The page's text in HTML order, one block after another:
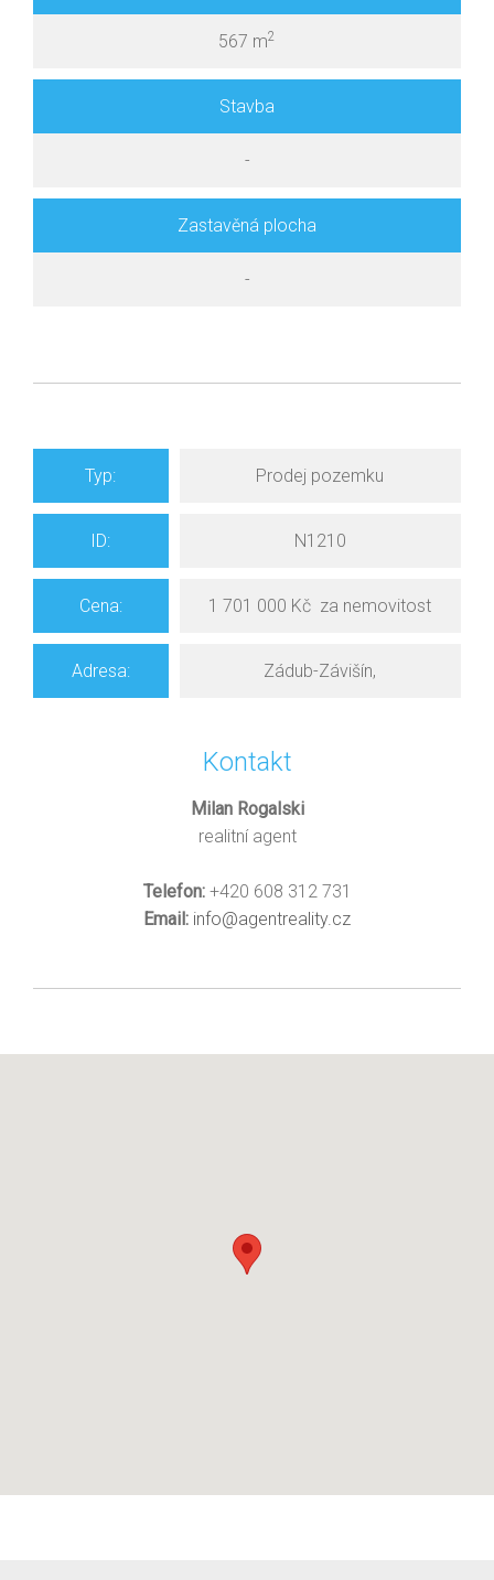
567 m2
Stavba
-
Zastavěná plocha
-
Typ: Prodej pozemku
ID: N1210
Cena: 1 701 000 Kč za nemovitost
Adresa: Zádub-Závišín,
Kontakt
Milan Rogalski
realitní agent
Telefon:+420 608 312 731
Email: info@agentreality.cz